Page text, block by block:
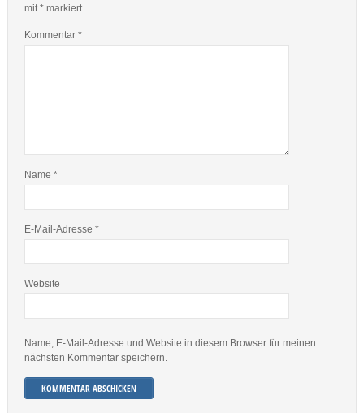
mit*markiert
Kommentar *
Name *
E-Mail-Adresse *
Website
Name, E-Mail-Adresse und Website in diesem Browser für meinen
nächsten Kommentar speichern.